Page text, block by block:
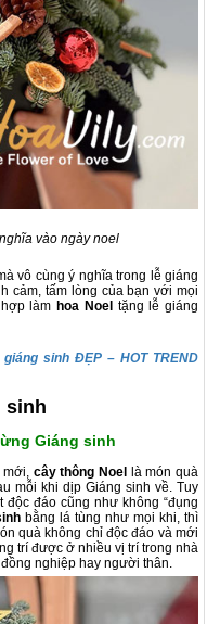
vào ngày noel
vô cùng ý nghĩa trong lễ giáng
cảm, tấm lòng của bạn với mọi
làm hoa Noel tặng lễ giáng
sinh ĐẸP – HOT TREND
sinh
Giáng sinh
mới, cây thông Noel
là món quà
mỗi khi dịp Giáng sinh về. Tuy
đáo cũng như không “đụng
bằng lá tùng như mọi khi, thì
quà không chỉ độc đáo và mới
trí được ở nhiều vị trí trong nhà
nghiệp hay người thân.